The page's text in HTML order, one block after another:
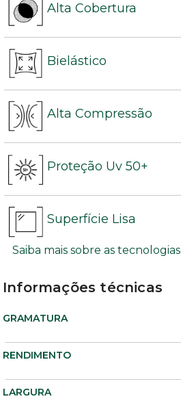
Alta Cobertura
Bielástico
Alta Compressão
Proteção Uv 50+
Superfície Lisa
Saiba mais sobre as tecnologias
Informações técnicas
GRAMATURA
RENDIMENTO
LARGURA